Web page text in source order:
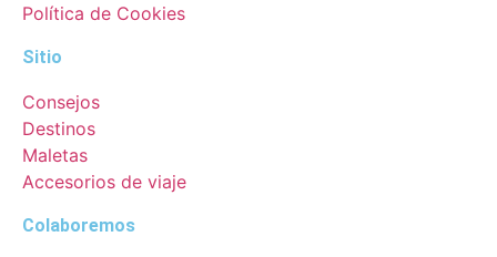
Política de Cookies
Sitio
Consejos
Destinos
Maletas
Accesorios de viaje
Colaboremos